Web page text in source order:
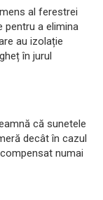
al ferestrei
pentru a elimina
au izolație
în jurul
că sunetele
decât în ​​cazul
numai